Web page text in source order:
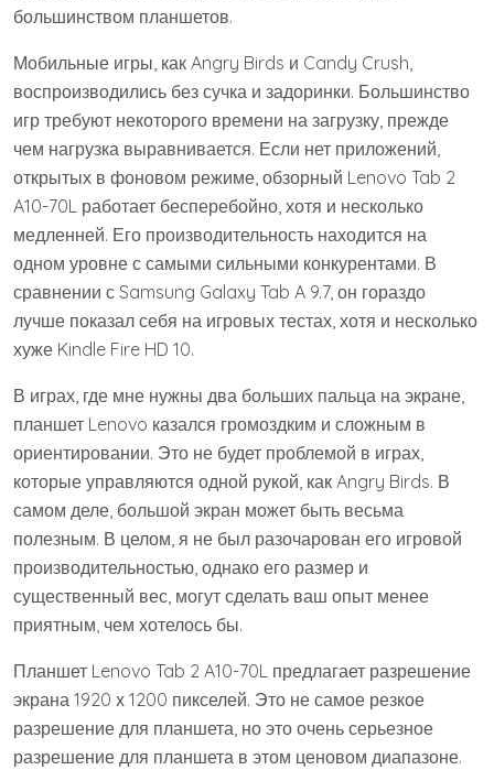
большинством планшетов.
Мобильные игры, как Angry Birds и Candy Crush,
воспроизводились без сучка и задоринки. Большинство
игр требуют некоторого времени на загрузку, прежде
чем нагрузка выравнивается. Если нет приложений,
открытых в фоновом режиме, обзорный Lenovo Tab 2
A10-70L работает бесперебойно, хотя и несколько
медленней. Его производительность находится на
одном уровне с самыми сильными конкурентами. В
сравнении с Samsung Galaxy Tab A 9.7, он гораздо
лучше показал себя на игровых тестах, хотя и несколько
хуже Kindle Fire HD 10.
В играх, где мне нужны два больших пальца на экране,
планшет Lenovo казался громоздким и сложным в
ориентировании. Это не будет проблемой в играх,
которые управляются одной рукой, как Angry Birds. В
самом деле, большой экран может быть весьма
полезным. В целом, я не был разочарован его игровой
производительностью, однако его размер и
существенный вес, могут сделать ваш опыт менее
приятным, чем хотелось бы.
Планшет Lenovo Tab 2 A10-70L предлагает разрешение
экрана 1920 х 1200 пикселей. Это не самое резкое
разрешение для планшета, но это очень серьезное
разрешение для планшета в этом ценовом диапазоне.